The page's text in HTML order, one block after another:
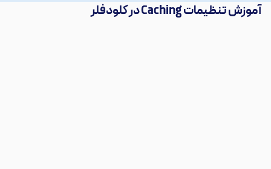
آموزش تنظیمات Caching در کلودفلر